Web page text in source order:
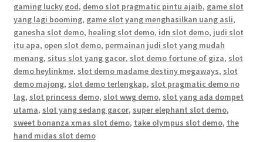
gaming lucky god, demo slot pragmatic pintu ajaib, game slot
yang lagi booming, game slot yang menghasilkan uang asli,
ganesha slot demo, healing slot demo, idn slot demo, judi slot
itu apa, open slot demo, permainan judi slot yang mudah
menang, situs slot yang gacor, slot demo fortune of giza, slot
demo heylinkme, slot demo madame destiny megaways, slot
demo majong, slot demo terlengkap, slot pragmatic demo no
lag, slot princess demo, slot wwg demo, slot yang ada dompet
utama, slot yang sedang gacor, super elephant slot demo,
sweet bonanza xmas slot demo, take olympus slot demo, the
hand midas slot demo